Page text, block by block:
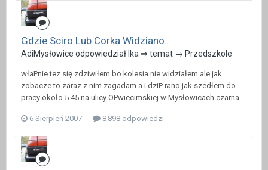
Gdzie Sciro Lub Corka Widziano...
AdiMysłowice odpowiedział Ika ⇒ temat → Przedszkole
właPnie tez się zdziwiłem bo kolesia nie widziałem ale jak
zobacze to zaraz z nim zagadam a i dziP rano jak szedłem do
pracy około 5.45 na ulicy OPwiecimskiej w Mysłowicach czarna...
6 Sierpień 2007 8 898 odpowiedzi